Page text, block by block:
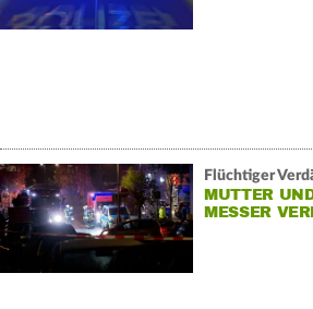
Flüchtiger
MUTTER
MESSER